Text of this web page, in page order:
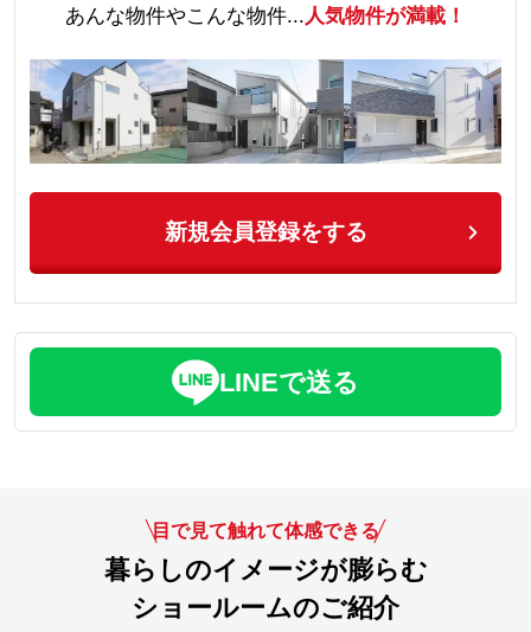
あんな物件やこんな物件...人気物件が満載！
新規会員登録をする
LINEで送る
目で見て触れて体感できる
暮らしのイメージが膨らむ
ショールームのご紹介